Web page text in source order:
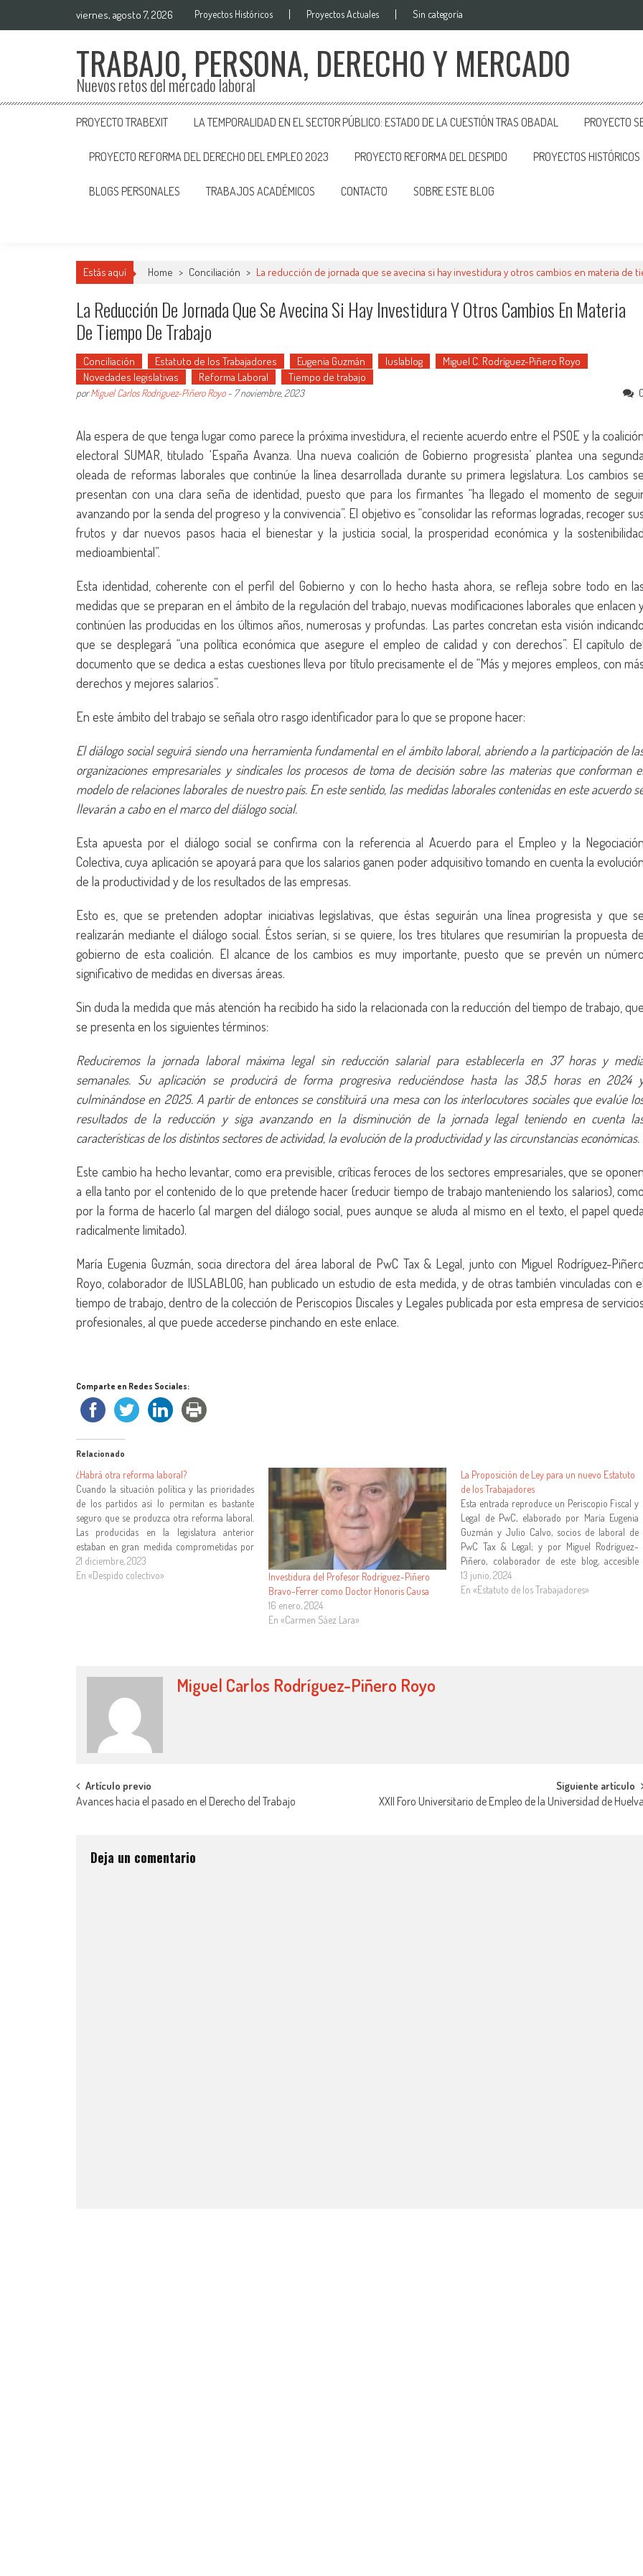
viernes, agosto 7, 2026 Proyectos Históricos Proyectos Actuales Sin categoría
TRABAJO, PERSONA, DERECHO Y MERCADO
Nuevos retos del mercado laboral
PROYECTO TRABEXIT LA TEMPORALIDAD EN EL SECTOR PÚBLICO: ESTADO DE LA CUESTIÓN TRAS OBADAL PROYECTO
PROYECTO REFORMA DEL DERECHO DEL EMPLEO 2023 PROYECTO REFORMA DEL DESPIDO PROYECTOS HISTÓRICOS
BLOGS PERSONALES TRABAJOS ACADÉMICOS CONTACTO SOBRE ESTE BLOG
Estás aquí Home > Conciliación > La reducción de jornada que se avecina si hay investidura y otros cambios en materia de
La Reducción De Jornada Que Se Avecina Si Hay Investidura Y Otros Cambios En Materia
De Tiempo De Trabajo
Conciliación Estatuto de los Trabajadores Eugenia Guzmán Iuslablog
Miguel C. Rodríguez-Piñero Royo
Novedades legislativas
Reforma Laboral Tiempo de trabajo
porMiguel Carlos Rodríguez-Piñero Royo- 7 noviembre, 2023
Ala espera de que tenga lugar como parece la próxima investidura, el reciente acuerdo entre el PSOE y la
electoral SUMAR, titulado ‘España Avanza. Una nueva coalición de Gobierno progresista’ plantea una
oleada de reformas laborales que continúe la línea desarrollada durante su primera legislatura. Los cambios
presentan con una clara seña de identidad, puesto que para los firmantes “ha llegado el momento de
avanzando por la senda del progreso y la convivencia”. El objetivo es “consolidar las reformas logradas, recoger
frutos y dar nuevos pasos hacia el bienestar y la justicia social, la prosperidad económica y la
medioambiental”.
Esta identidad, coherente con el perfil del Gobierno y con lo hecho hasta ahora, se refleja sobre todo en
medidas que se preparan en el ámbito de la regulación del trabajo, nuevas modificaciones laborales que enlacen
continúen las producidas en los últimos años, numerosas y profundas. Las partes concretan esta visión
que se desplegará “una política económica que asegure el empleo de calidad y con derechos”. El capítulo
documento que se dedica a estas cuestiones lleva por título precisamente el de “Más y mejores empleos, con
derechos y mejores salarios”.
En este ámbito del trabajo se señala otro rasgo identificador para lo que se propone hacer:
El diálogo social seguirá siendo una herramienta fundamental en el ámbito laboral, abriendo a la participación de
organizaciones empresariales y sindicales los procesos de toma de decisión sobre las materias que conforman
modelo de relaciones laborales de nuestro país. En este sentido, las medidas laborales contenidas en este acuerdo
llevarán a cabo en el marco del diálogo social.
Esta apuesta por el diálogo social se confirma con la referencia al Acuerdo para el Empleo y la
Colectiva, cuya aplicación se apoyará para que los salarios ganen poder adquisitivo tomando en cuenta la
de la productividad y de los resultados de las empresas.
Esto es, que se pretenden adoptar iniciativas legislativas, que éstas seguirán una línea progresista y que
realizarán mediante el diálogo social. Éstos serían, si se quiere, los tres titulares que resumirían la propuesta
gobierno de esta coalición. El alcance de los cambios es muy importante, puesto que se prevén un
significativo de medidas en diversas áreas.
Sin duda la medida que más atención ha recibido ha sido la relacionada con la reducción del tiempo de trabajo,
se presenta en los siguientes términos:
Reduciremos la jornada laboral máxima legal sin reducción salarial para establecerla en 37 horas y
semanales. Su aplicación se producirá de forma progresiva reduciéndose hasta las 38,5 horas en 2024
culminándose en 2025. A partir de entonces se constituirá una mesa con los interlocutores sociales que evalúe
resultados de la reducción y siga avanzando en la disminución de la jornada legal teniendo en cuenta
características de los distintos sectores de actividad, la evolución de la productividad y las circunstancias económicas.
Este cambio ha hecho levantar, como era previsible, críticas feroces de los sectores empresariales, que se
a ella tanto por el contenido de lo que pretende hacer (reducir tiempo de trabajo manteniendo los salarios),
por la forma de hacerlo (al margen del diálogo social, pues aunque se aluda al mismo en el texto, el papel
radicalmente limitado).
María Eugenia Guzmán, socia directora del área laboral de PwC Tax & Legal, junto con Miguel Rodríguez-
Royo, colaborador de IUSLABLOG, han publicado un estudio de esta medida, y de otras también vinculadas con
tiempo de trabajo, dentro de la colección de Periscopios Discales y Legales publicada por esta empresa de
profesionales, al que puede accederse pinchando en este enlace.
Comparte en Redes Sociales:
Relacionado
¿Habrá otra reforma laboral?
Cuando la situación política y las prioridades
de los partidos así lo permitan es bastante
seguro que se produzca otra reforma laboral.
Las producidas en la legislatura anterior
estaban en gran medida comprometidas por
el Componente 23 del Plan de Recuperación,
Transformación y Resiliencia. Las que se
21 diciembre, 2023
En «Despido colectivo»
Investidura del Profesor Rodríguez-Piñero
Bravo-Ferrer como Doctor Honoris Causa
16 enero, 2024
En «Carmen Sáez Lara»
La Proposición de Ley para un nuevo Estatuto
de los Trabajadores
Esta entrada reproduce un Periscopio Fiscal y
Legal de PwC, elaborado por María Eugenia
Guzmán y Julio Calvo, socios de laboral de
PwC Tax & Legal; y por Miguel Rodríguez-
Piñero, colaborador de este blog, accesible
mediante este enlace Los que nos dedicamos
a las cuestiones laborales nos sorprendimos
13 junio, 2024
En «Estatuto de los Trabajadores»
Miguel Carlos Rodríguez-Piñero Royo
Artículo previo
Avances hacia el pasado en el Derecho del Trabajo
Siguiente artículo
XXII Foro Universitario de Empleo de la Universidad de
Deja un comentario